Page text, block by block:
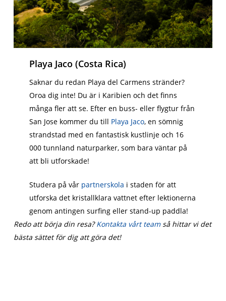
Playa Jaco (Costa Rica)
Saknar du redan Playa del Carmens stränder?
Oroa dig inte! Du är i Karibien och det finns
många fler att se. Efter en buss- eller flygtur från
San Jose kommer du till Playa Jaco, en sömnig
strandstad med en fantastisk kustlinje och 16
000 tunnland naturparker, som bara väntar på
att bli utforskade!
Studera på vår partnerskola i staden för att
utforska det kristallklara vattnet efter lektionerna
genom antingen surfing eller stand-up paddla!
Redo att börja din resa?Kontakta vårt teamså hittar vi det
bästa sättet för dig att göra det!